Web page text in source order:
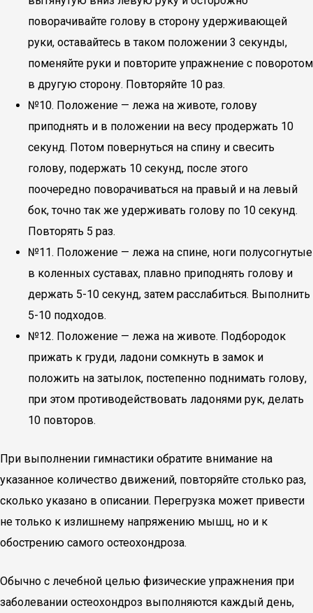
поворачивайте голову в сторону удерживающей
руки, оставайтесь в таком положении 3 секунды,
поменяйте руки и повторите упражнение с поворотом
в другую сторону. Повторяйте 10 раз.
№10. Положение — лежа на животе, голову
приподнять и в положении на весу продержать 10
секунд. Потом повернуться на спину и свесить
голову, подержать 10 секунд, после этого
поочередно поворачиваться на правый и на левый
бок, точно так же удерживать голову по 10 секунд.
Повторять 5 раз.
№11. Положение — лежа на спине, ноги полусогнутые
в коленных суставах, плавно приподнять голову и
держать 5-10 секунд, затем расслабиться. Выполнить
5-10 подходов.
№12. Положение — лежа на животе. Подбородок
прижать к груди, ладони сомкнуть в замок и
положить на затылок, постепенно поднимать голову,
при этом противодействовать ладонями рук, делать
10 повторов.
При выполнении гимнастики обратите внимание на
указанное количество движений, повторяйте столько раз,
сколько указано в описании. Перегрузка может привести
не только к излишнему напряжению мышц, но и к
обострению самого остеохондроза.
Обычно с лечебной целью физические упражнения при
заболевании остеохондроз выполняются каждый день,